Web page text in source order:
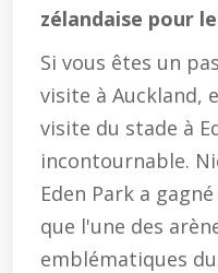
zélandaise pour
Si vous êtes un
visite à Auckland,
visite du stade à
incontournable.
Eden Park a
que l'une des
emblématiques